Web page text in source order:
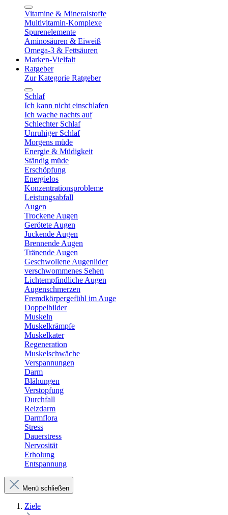
Vitamine & Mineralstoffe
Multivitamin-Komplexe
Spurenelemente
Aminosäuren & Eiweiß
Omega-3 & Fettsäuren
Marken-Vielfalt
Ratgeber
Zur Kategorie Ratgeber
Schlaf
Ich kann nicht einschlafen
Ich wache nachts auf
Schlechter Schlaf
Unruhiger Schlaf
Morgens müde
Energie & Müdigkeit
Ständig müde
Erschöpfung
Energielos
Konzentrationsprobleme
Leistungsabfall
Augen
Trockene Augen
Gerötete Augen
Juckende Augen
Brennende Augen
Tränende Augen
Geschwollene Augenlider
verschwommenes Sehen
Lichtempfindliche Augen
Augenschmerzen
Fremdkörpergefühl im Auge
Doppelbilder
Muskeln
Muskelkrämpfe
Muskelkater
Regeneration
Muskelschwäche
Verspannungen
Darm
Blähungen
Verstopfung
Durchfall
Reizdarm
Darmflora
Stress
Dauerstress
Nervosität
Erholung
Entspannung
Menü schließen
Ziele